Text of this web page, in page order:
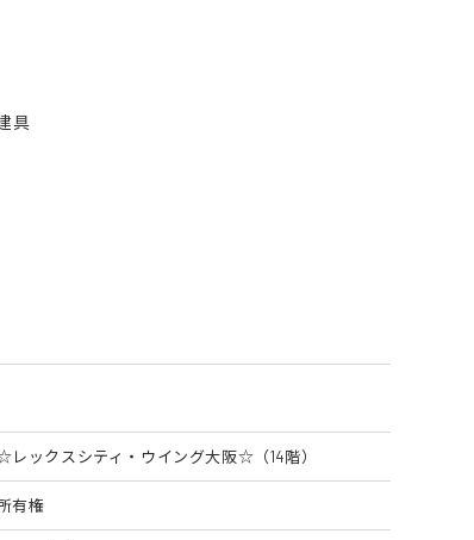
具
レックスシティ・ウイング大阪☆（14階）
有権